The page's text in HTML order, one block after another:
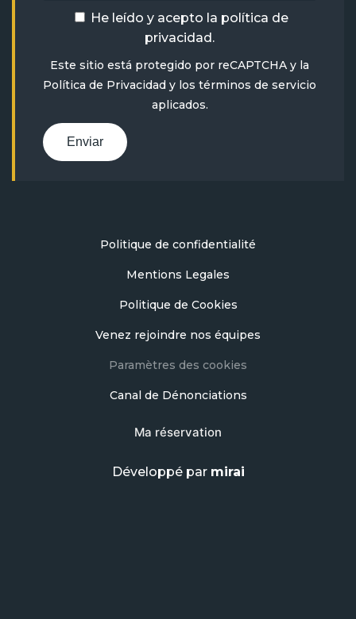
He leído y acepto la política de
privacidad.
Este sitio está protegido por reCAPTCHA y la
Política de Privacidad y los términos de servicio
aplicados.
Enviar
Politique de confidentialité
Mentions Legales
Politique de Cookies
Venez rejoindre nos équipes
Paramètres des cookies
Canal de Dénonciations
Ma réservation
Développé par mirai